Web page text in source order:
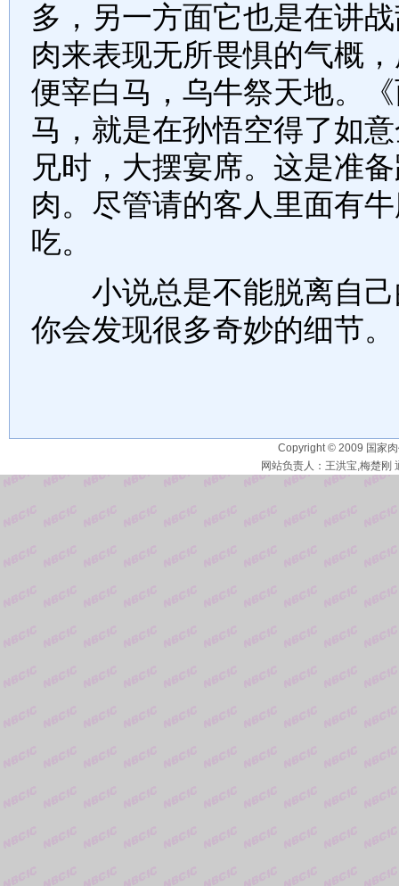
多，另一方面它也是在讲
肉来表现无所畏惧的气概
便宰白马，乌牛祭天地。
马，就是在孙悟空得了如
兄时，大摆宴席。这是准
肉。尽管请的客人里面有
吃。
小说总是不能脱离自己
你会发现很多奇妙的细节。
Copyright © 2009 国家
网站负责人：王洪宝,梅楚刚